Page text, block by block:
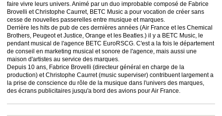
faire vivre leurs univers. Animé par un duo improbable composé de Fabrice
Brovelli et Christophe Caurret, BETC Music a pour vocation de créer sans
cesse de nouvelles passerelles entre musique et marques.
Derrière les hits de pub de ces dernières années (Air France et les Chemical
Brothers, Peugeot et Justice, Orange et les Beatles.) il y a BETC Music, le
pendant musical de l'agence BETC EuroRSCG. C'est a la fois le département
de conseil en marketing musical et sonore de l'agence, mais aussi une
maison d'artistes au service des marques.
Depuis 10 ans, Fabrice Brovelli (directeur général en charge de la
production) et Christophe Caurret (music superviser) contribuent largement a
la prise de conscience du rôle de la musique dans l'univers des marques,
des écrans publicitaires jusqu'a bord des avions pour Air France.